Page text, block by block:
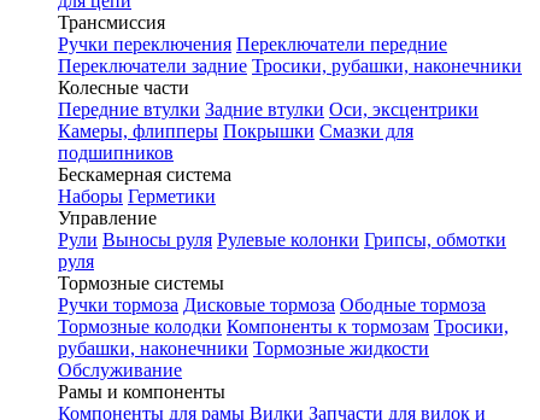
Трансмиссия
Ручки переключения Переключатели передние
Переключатели задние Тросики, рубашки, наконечники
Колесные части
Передние втулки Задние втулки Оси, эксцентрики
Камеры, флипперы Покрышки Смазки для
подшипников
Бескамерная система
Наборы Герметики
Управление
Рули Выносы руля Рулевые колонки Грипсы, обмотки
руля
Тормозные системы
Ручки тормоза Дисковые тормоза Ободные тормоза
Тормозные колодки Компоненты к тормозам Тросики,
рубашки, наконечники Тормозные жидкости
Обслуживание
Рамы и компоненты
Компоненты для рамы Вилки Запчасти для вилок и